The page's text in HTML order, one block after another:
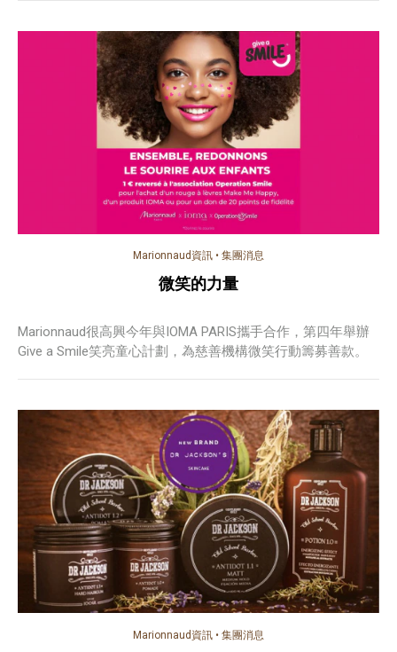
Marionnaud資訊 • 集團消息
微笑的力量
Marionnaud很高興今年與IOMA PARIS攜手合作，第四年舉辦
Give a Smile笑亮童心計劃，為慈善機構微笑行動籌募善款。
Marionnaud資訊 • 集團消息